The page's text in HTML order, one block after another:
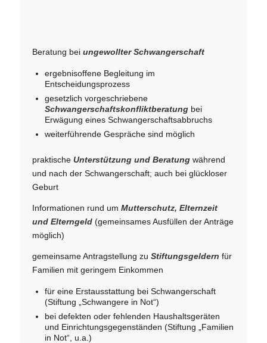
Beratung bei ungewollter Schwangerschaft
ergebnisoffene Begleitung im
Entscheidungsprozess
gesetzlich vorgeschriebene
Schwangerschaftskonfliktberatungbei
Erwägung eines Schwangerschaftsabbruchs
weiterführende Gespräche sind möglich
praktische Unterstützung und Beratungwährend
und nach der Schwangerschaft; auch bei glückloser
Geburt
Informationen rund um Mutterschutz, Elternzeit
und Elterngeld(gemeinsames Ausfüllen der Anträge
möglich)
gemeinsame Antragstellung zu Stiftungsgeldern für
Familien mit geringem Einkommen
für eine Erstausstattung bei Schwangerschaft
(Stiftung „Schwangere in Not“)
bei defekten oder fehlenden Haushaltsgeräten
und Einrichtungsgegenständen (Stiftung „Familien
in Not“, u.a.)